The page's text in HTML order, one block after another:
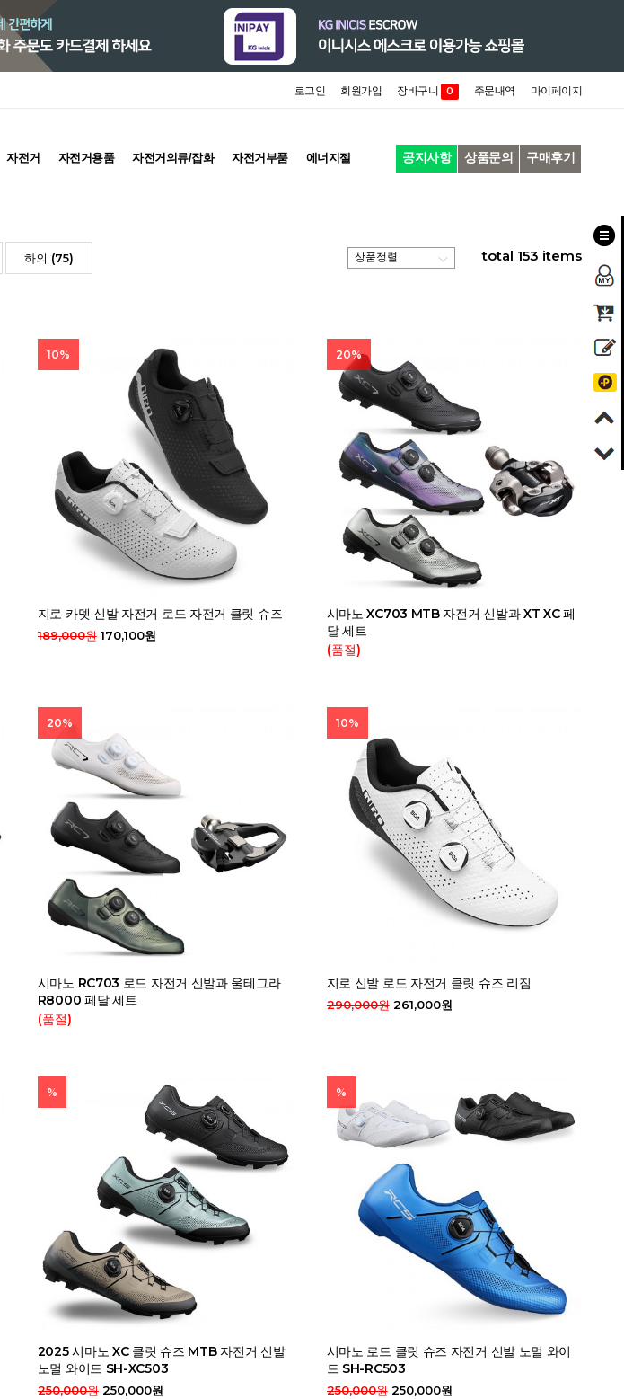
로그인 회원가입 장바구니 0 주문내역 마이페이지
자전거 자전거용품 자전거의류/잡화 자전거부품 에너지젤 공지사항 상품문의 구매후기
하의 (75) total 153 items
지로 카뎃 신발 자전거 로드 자전거 클릿 슈즈
10%
189,000원170,100원
시마노 XC703 MTB 자전거 신발과 XT XC 페
달 세트
20%
(품절)
시마노 RC703 로드 자전거 신발과 울테그라
R8000 페달 세트
20%
(품절)
지로 신발 로드 자전거 클릿 슈즈 리짐
10%
290,000원261,000원
2025 시마노 XC 클릿 슈즈 MTB 자전거 신발
노멀 와이드 SH-XC503
%
250,000원250,000원
시마노 로드 클릿 슈즈 자전거 신발 노멀 와이
드 SH-RC503
%
250,000원250,000원